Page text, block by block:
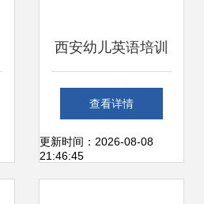
西安幼儿英语培训
咨询服务指南 如何
选择适合孩子的幼
查看详情
更新时间：2026-08-08
21:46:45